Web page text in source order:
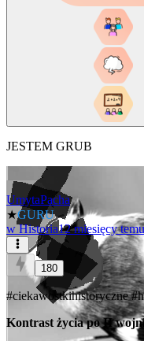
JESTEM GRUB
UmytaPacha
★GURU
w Historia12 miesięcy temu
180
#ciekawostkihistoryczne
Kontrast życia po II